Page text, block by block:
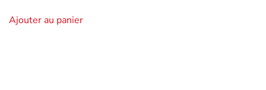
Ajouter au panier